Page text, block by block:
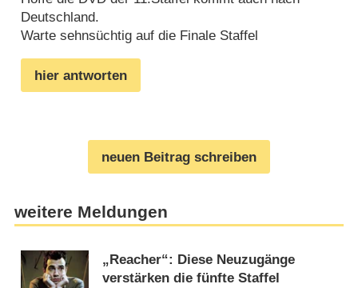
Deutschland.
Warte sehnsüchtig auf die Finale Staffel
hier antworten
neuen Beitrag schreiben
weitere Meldungen
„Reacher“: Diese Neuzugänge
verstärken die fünfte Staffel